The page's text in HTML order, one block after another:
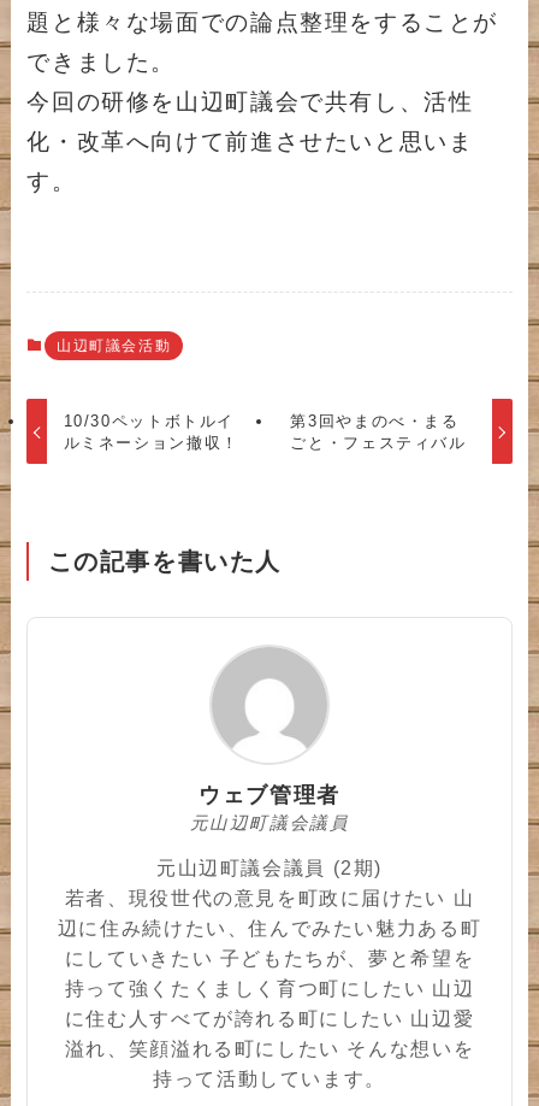
題と様々な場面での論点整理をすることが
できました。
今回の研修を山辺町議会で共有し、活性
化・改革へ向けて前進させたいと思いま
す。
山辺町議会活動
10/30ペットボトルイ
ルミネーション撤収！
第3回やまのべ・まる
ごと・フェスティバル
この記事を書いた人
ウェブ管理者
元山辺町議会議員
元山辺町議会議員 (2期)
若者、現役世代の意見を町政に届けたい 山
辺に住み続けたい、住んでみたい魅力ある町
にしていきたい 子どもたちが、夢と希望を
持って強くたくましく育つ町にしたい 山辺
に住む人すべてが誇れる町にしたい 山辺愛
溢れ、笑顔溢れる町にしたい そんな想いを
持って活動しています。